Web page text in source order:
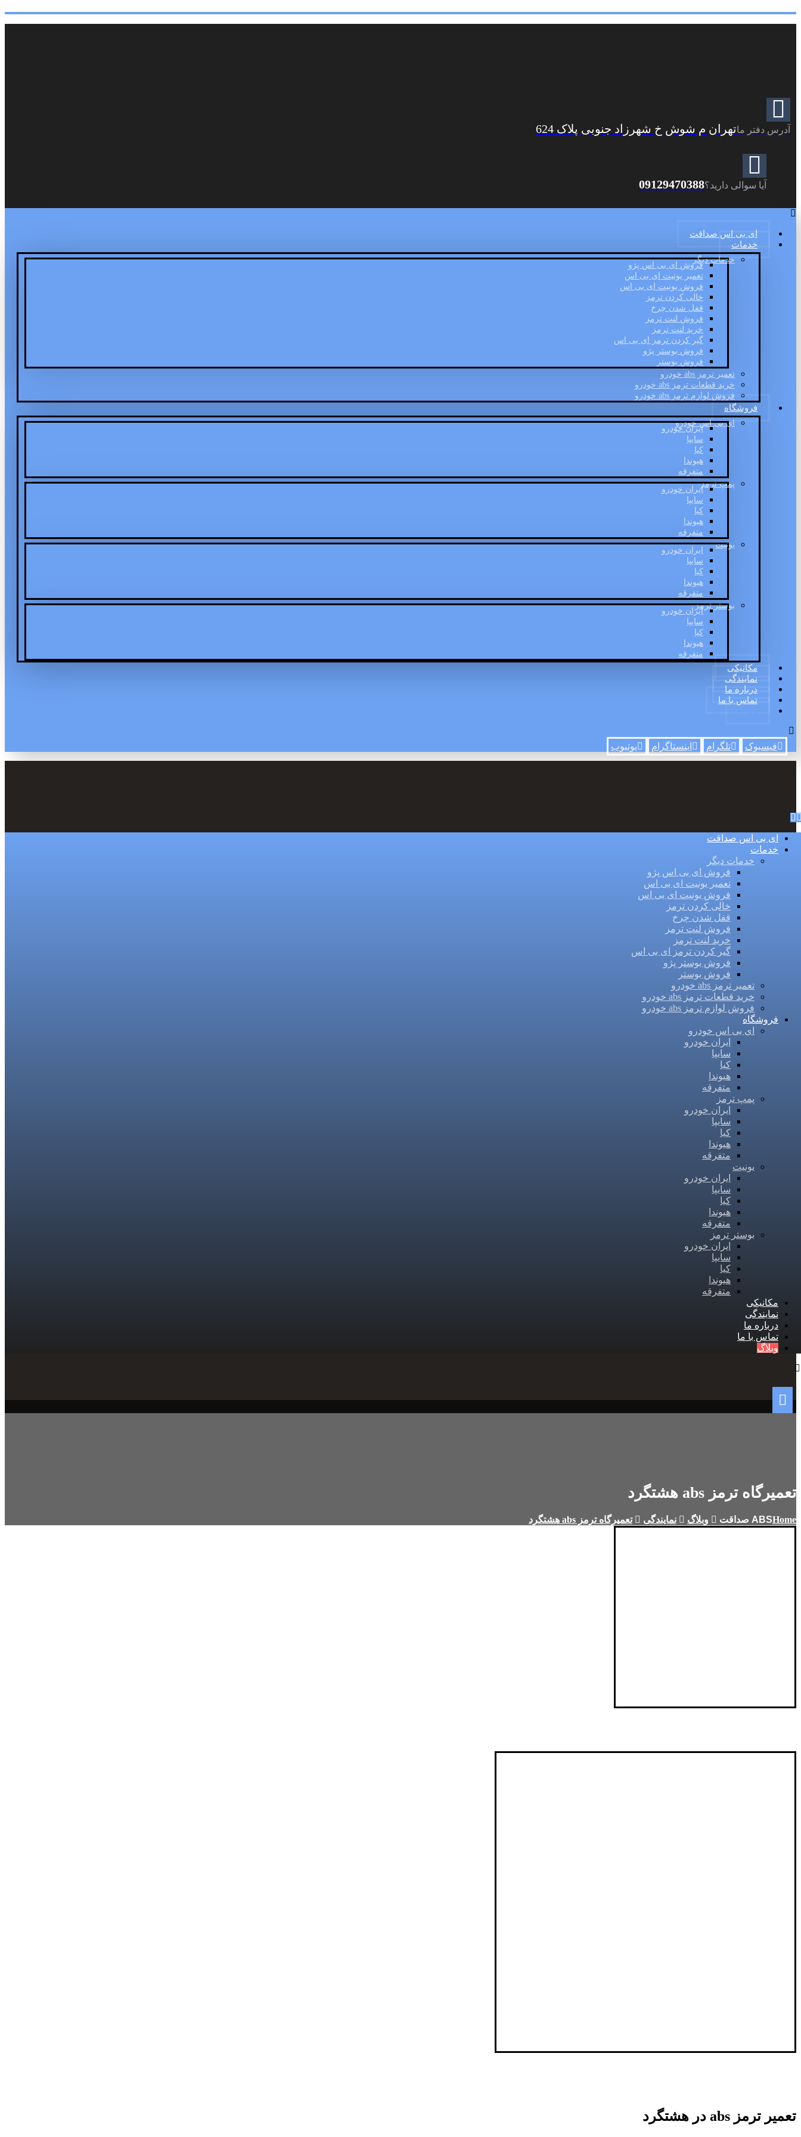
آدرس دفتر ماتهران م شوش خ شهرزاد جنوبی پلاک 624
آیا سوالی دارید؟09129470388
ای بی اس صداقت
خدمات
خدمات دیگر
فروش ای بی اس پژو
تعمیر یونیت ای بی اس
فروش یونیت ای بی اس
خالی کردن ترمز
قفل شدن چرخ
فروش لنت ترمز
خرید لنت ترمز
گیر کردن ترمز ای بی اس
فروش بوستر پژو
فروش بوستر
تعمیر ترمز abs خودرو
خرید قطعات ترمز abs خودرو
فروش لوازم ترمز abs خودرو
فروشگاه
ای بی اس خودرو
ایران خودرو
سایپا
کیا
هیوندا
متفرقه
پمپ ترمز
ایران خودرو
سایپا
کیا
هیوندا
متفرقه
یونیت
ایران خودرو
سایپا
کیا
هیوندا
متفرقه
بوستر ترمز
ایران خودرو
سایپا
کیا
هیوندا
متفرقه
مکانیکی
نمایندگی
درباره ما
تماس با ما
فیسبوک تلگرام اینستاگرام یوتیوب
ای بی اس صداقت
خدمات
خدمات دیگر
فروش ای بی اس پژو
تعمیر یونیت ای بی اس
فروش یونیت ای بی اس
خالی کردن ترمز
قفل شدن چرخ
فروش لنت ترمز
خرید لنت ترمز
گیر کردن ترمز ای بی اس
فروش بوستر پژو
فروش بوستر
تعمیر ترمز abs خودرو
خرید قطعات ترمز abs خودرو
فروش لوازم ترمز abs خودرو
فروشگاه
ای بی اس خودرو
ایران خودرو
سایپا
کیا
هیوندا
متفرقه
پمپ ترمز
ایران خودرو
سایپا
کیا
هیوندا
متفرقه
یونیت
ایران خودرو
سایپا
کیا
هیوندا
متفرقه
بوستر ترمز
ایران خودرو
سایپا
کیا
هیوندا
متفرقه
مکانیکی
نمایندگی
درباره ما
تماس با ما
وبلاگ
تعمیرگاه ترمز abs هشتگرد
Home وبلاگ نمایندگی تعمیرگاه ترمز abs هشتگرد
تعمیر ترمز abs در هشتگرد